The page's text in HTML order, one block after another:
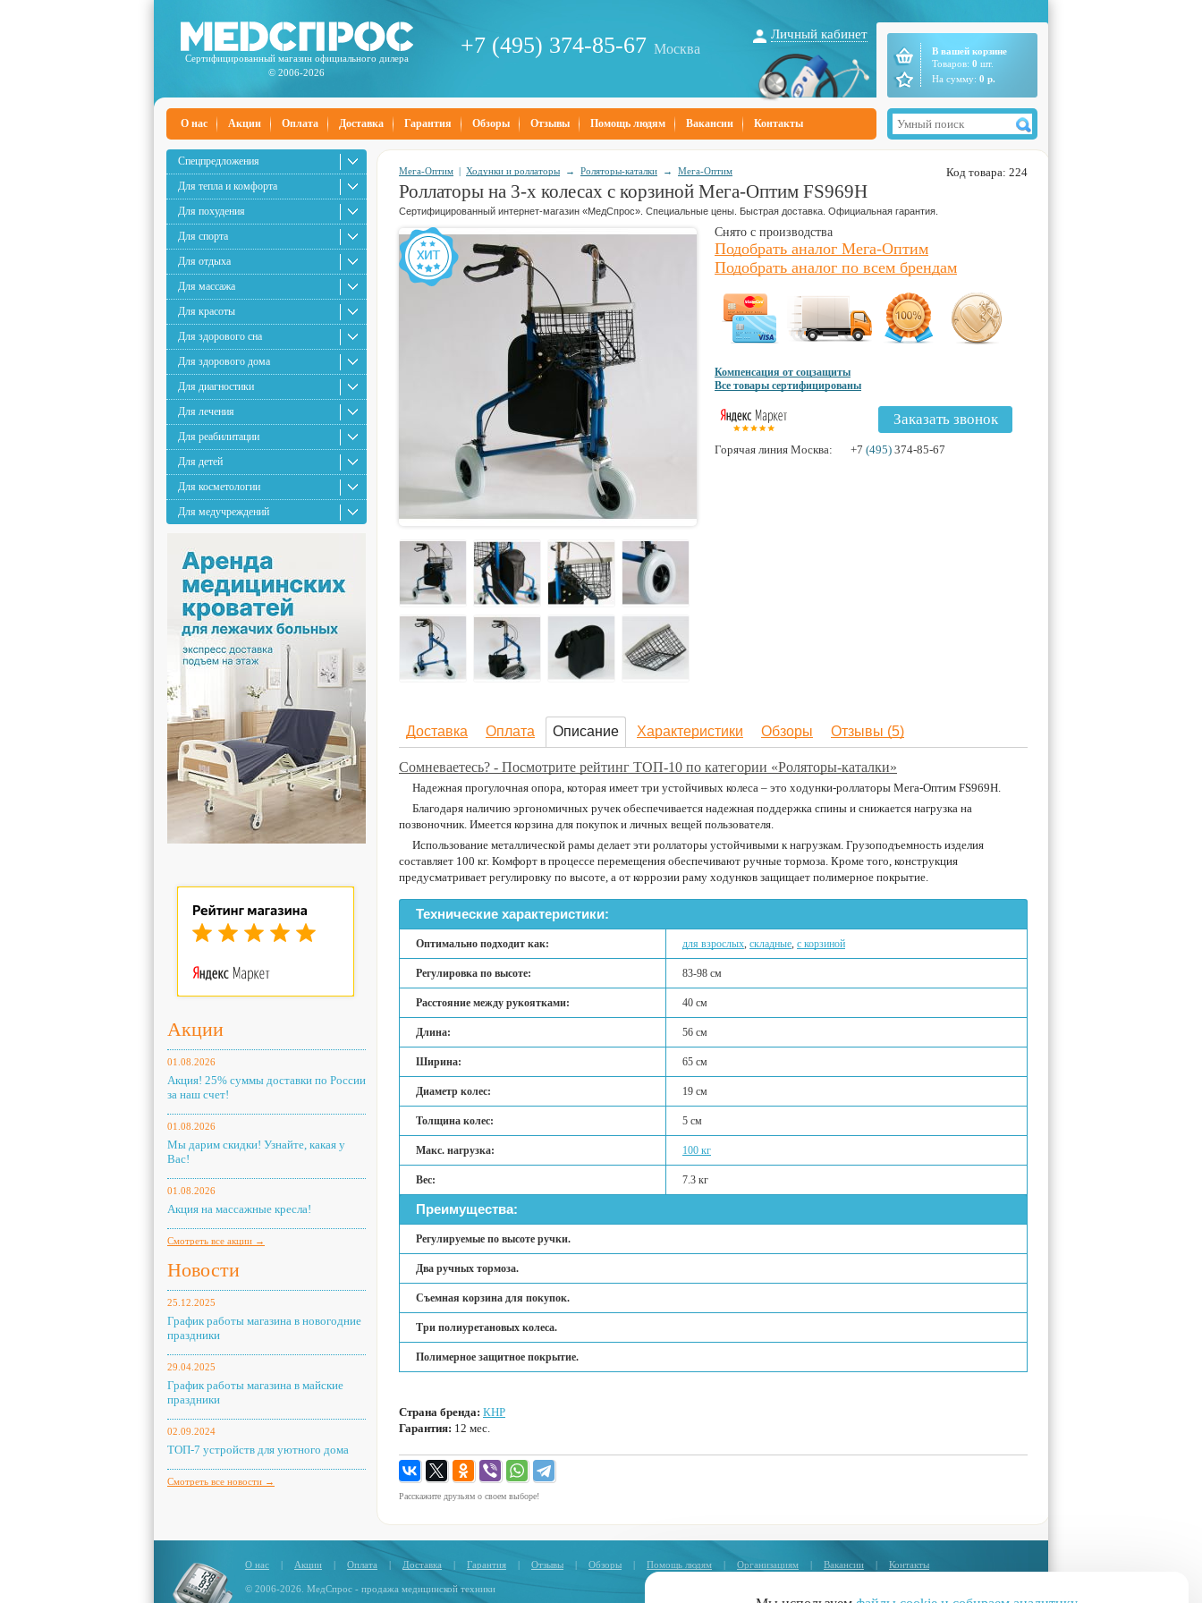
Сертифицированный магазин официального дилера
© 2006-2026
+7 (495) 374-85-67 Москва
Личный кабинет
В вашей корзине
Товаров: 0 шт.
На сумму: 0 р.
О нас Акции Оплата Доставка Гарантия Обзоры Отзывы Помощь людям Вакансии Контакты
Спецпредложения
Для тепла и комфорта
Для похудения
Для спорта
Для отдыха
Для массажа
Для красоты
Для здорового сна
Для здорового дома
Для диагностики
Для лечения
Для реабилитации
Для детей
Для косметологии
Для медучреждений
Акции
01.08.2026
Акция! 25% суммы доставки по России
за наш счет!
01.08.2026
Мы дарим скидки! Узнайте, какая у
Вас!
01.08.2026
Акция на массажные кресла!
Смотреть все акции →
Новости
25.12.2025
График работы магазина в новогодние
праздники
29.04.2025
График работы магазина в майские
праздники
02.09.2024
ТОП-7 устройств для уютного дома
Смотреть все новости →
Код товара: 224
Мега-Оптим | Ходунки и роллаторы → Роляторы-каталки → Мега-Оптим
Роллаторы на 3-х колесах с корзиной Мега-Оптим FS969H
Сертифицированный интернет-магазин «МедСпрос». Специальные цены. Быстрая доставка. Официальная гарантия.
Снято с производства
Подобрать аналог Мега-Оптим
Подобрать аналог по всем брендам
Компенсация от соцзащиты
Все товары сертифицированы
Заказать звонок
Горячая линия Москва: +7 (495) 374-85-67
Доставка Оплата Описание Характеристики Обзоры Отзывы (5)
Сомневаетесь? - Посмотрите рейтинг ТОП-10 по категории «Роляторы-каталки»
Надежная прогулочная опора, которая имеет три устойчивых колеса – это ходунки-роллаторы Мега-Оптим FS969H.
Благодаря наличию эргономичных ручек обеспечивается надежная поддержка спины и снижается нагрузка на
позвоночник. Имеется корзина для покупок и личных вещей пользователя.
Использование металлической рамы делает эти роллаторы устойчивыми к нагрузкам. Грузоподъемность изделия
составляет 100 кг. Комфорт в процессе перемещения обеспечивают ручные тормоза. Кроме того, конструкция
предусматривает регулировку по высоте, а от коррозии раму ходунков защищает полимерное покрытие.
Технические характеристики:
Оптимально подходит как: для взрослых, складные, с корзиной
Регулировка по высоте: 83-98 см
Расстояние между рукоятками: 40 см
Длина: 56 см
Ширина: 65 см
Диаметр колес: 19 см
Толщина колес: 5 см
Макс. нагрузка: 100 кг
Вес: 7.3 кг
Преимущества:
Регулируемые по высоте ручки.
Два ручных тормоза.
Съемная корзина для покупок.
Три полиуретановых колеса.
Полимерное защитное покрытие.
Страна бренда: КНР
Гарантия: 12 мес.
Расскажите друзьям о своем выборе!
О нас | Акции | Оплата | Доставка | Гарантия | Отзывы | Обзоры | Помощь людям | Организациям | Вакансии | Контакты
© 2006-2026. МедСпрос - продажа медицинской техники